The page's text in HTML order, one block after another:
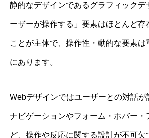
静的なデザインであるグラフィックデ
ーザーが操作する」要素はほとんど存
ことが主体で、操作性・動的な要素は
にあります。
Webデザインではユーザーとの対話が
ナビゲーションやフォーム・ホバー・
ど、操作や反応に関する設計が不可欠